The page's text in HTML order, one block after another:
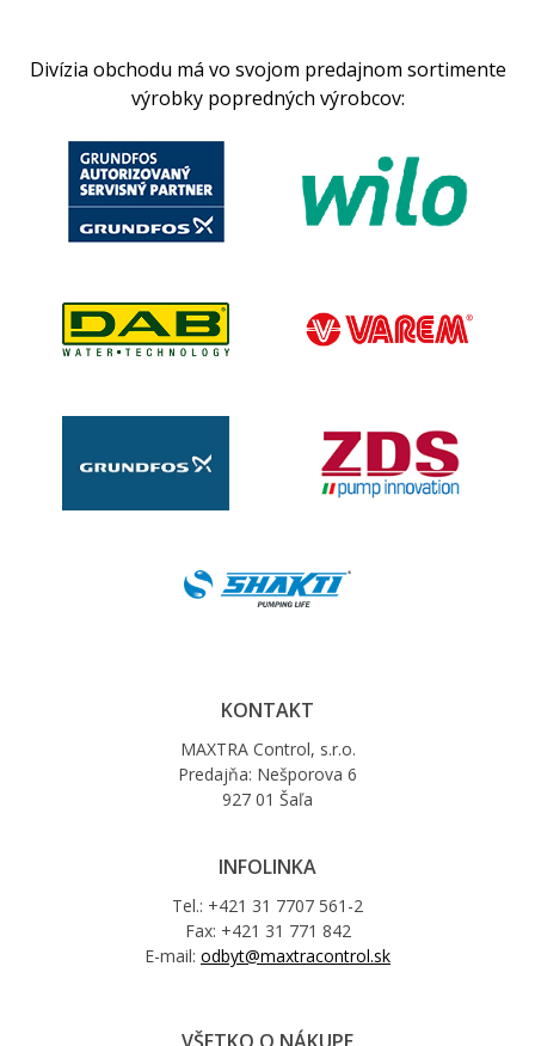
Divízia obchodu má vo svojom predajnom sortimente
výrobky popredných výrobcov:
KONTAKT
MAXTRA Control, s.r.o.
Predajňa: Nešporova 6
927 01 Šaľa
INFOLINKA
Tel.: +421 31 7707 561-2
Fax: +421 31 771 842
E-mail: odbyt@maxtracontrol.sk